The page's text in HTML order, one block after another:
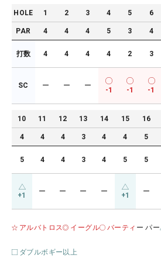
HOLE 1 2 3 4 5 6
PAR 4 4 4 5 3 4
打数 4 4 4 4 2 3
SC ー ー ー
-1 -1 -1
10 11 12 13 14 15 16
4 4 4 3 4 4 5
5 4 4 3 4 5 5
+1 ー ー ー ー +1 ー
アルバトロス イーグル バーティ ー パー
ダブルボギー以上